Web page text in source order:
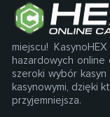
miejscu!
hazardowych online
szeroki wybór
kasynowymi, dzięki
przyjemniejsza.